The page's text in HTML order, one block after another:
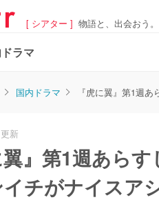
[ シアター ] 物語と、出会おう。
ラマ
国内ドラマ 『虎に翼』第1週
新
翼』第1週あら
チがナイスア